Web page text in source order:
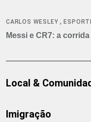
CARLOS WESLEY ,
Messi e CR7: a
Local &
Imigração